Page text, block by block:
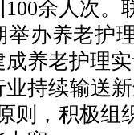
余人次。
举办养老护
成养老护理
持续输送
则，积极组